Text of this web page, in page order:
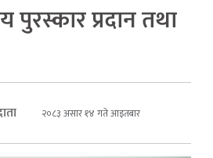
पुरस्कार प्रदान तथा
२०८३ असार १४ गते आइतबार